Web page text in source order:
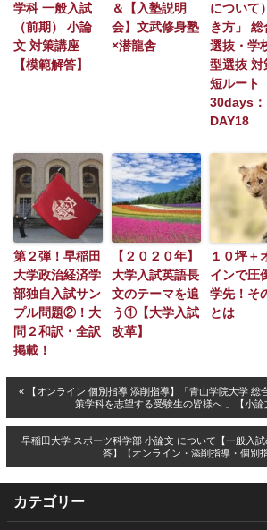
学科 一般入試
（前期） 小論
文 対策講座
【模範解答】
＆【入塾説明
会】文武修身塾
×潜龍舎
について
き方」 総
選抜・学
型選抜 対
短ルート
30days：
DAY18
第２弾！早稲田
大学政治経済学
部独自入試サン
プル問題②！大
問２和訳・全訳
掲載！
【２０２０年】
大学入試英語長
文のテーマを追
う①【大学入試
改革】
１０坪＋
インで圧
学先！そ
とは
« 【オンライン 個別指導 添削指導】「青山学院大学 総
策学科を志望する受験生の皆様へ 」【小論
早稲田大学 スポーツ科学部 小論文 について【一般入
答】【オンライン・添削指導・個別
カテゴリー